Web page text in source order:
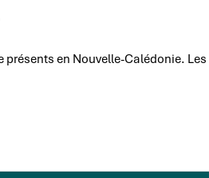
présents en Nouvelle-Calédonie. Les